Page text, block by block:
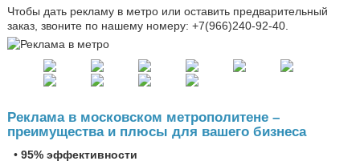
Чтобы дать рекламу в метро или оставить предварительный
заказ, звоните по нашему номеру: +7(966)240-92-40.
Реклама в московском метрополитене –
преимущества и плюсы для вашего бизнеса
• 95% эффективности